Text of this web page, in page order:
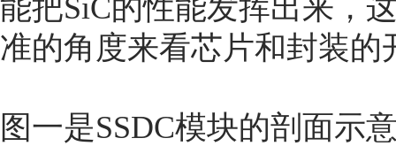
能把SiC的性能发挥出来，
准的角度来看芯片和封装的
图一是SSDC模块的剖面示